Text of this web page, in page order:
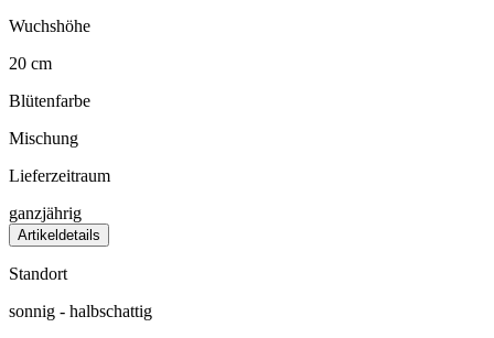
Wuchshöhe
20 cm
Blütenfarbe
Mischung
Lieferzeitraum
ganzjährig
Artikeldetails
Standort
sonnig - halbschattig